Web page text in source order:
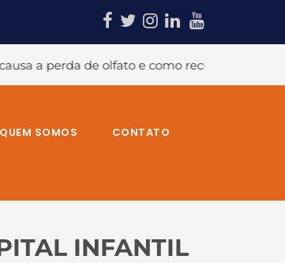
recuperá-lo? #A temida dor no ombro e
QUEM SOMOS CONTATO
INFANTIL